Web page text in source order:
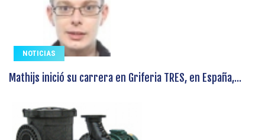
NOTICIAS
Mathijs inició su carrera en Griferia TRES, en España,...